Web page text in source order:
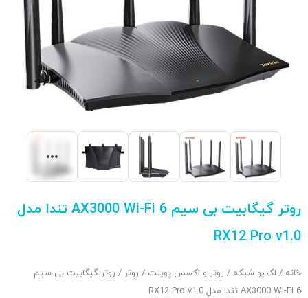
روتر گیگابیت بی سیم AX3000 Wi-Fi 6 تندا مدل
RX12 Pro v1.0
خانه / اکتیو شبکه / روتر و اکسس پوینت / روتر / روتر گیگابیت بی سیم
AX3000 Wi-Fi 6 تندا مدل RX12 Pro v1.0